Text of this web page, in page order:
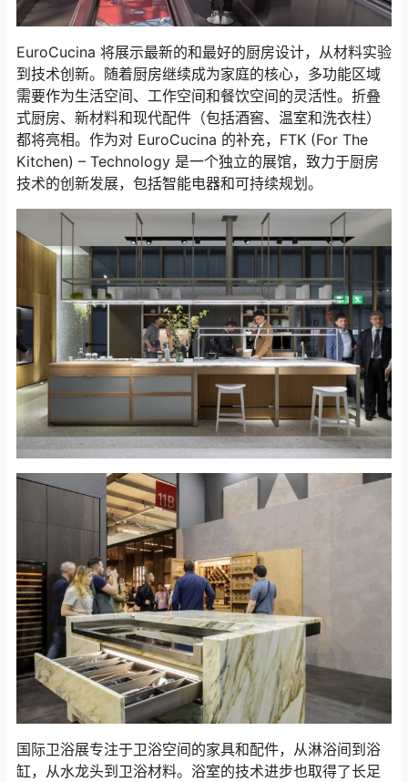
EuroCucina 将展示最新的和最好的厨房设计，从材料实验
到技术创新。随着厨房继续成为家庭的核心，多功能区域
需要作为生活空间、工作空间和餐饮空间的灵活性。折叠
式厨房、新材料和现代配件（包括酒窖、温室和洗衣柱）
都将亮相。作为对 EuroCucina 的补充，FTK (For The
Kitchen) – Technology 是一个独立的展馆，致力于厨房
技术的创新发展，包括智能电器和可持续规划。
国际卫浴展专注于卫浴空间的家具和配件，从淋浴间到浴
缸，从水龙头到卫浴材料。浴室的技术进步也取得了长足